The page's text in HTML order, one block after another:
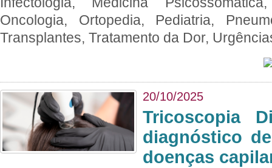
Oncologia, Ortopedia, Pediatria,
Transplantes, Tratamento da Dor,
20/10/2025
Tricoscopia
diagnóstico
doenças